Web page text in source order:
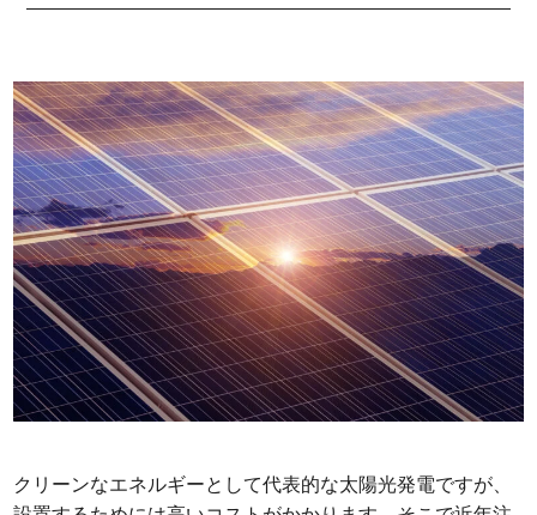
クリーンなエネルギーとして代表的な太陽光発電ですが、